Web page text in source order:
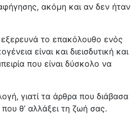
ακόμη και αν δεν ήταν
το επακόλουθο ενός
είναι και διεισδυτική και
που είναι δύσκολο να
γιατί τα άρθρα που διάβασα
θ’ αλλάξει τη ζωή σας.